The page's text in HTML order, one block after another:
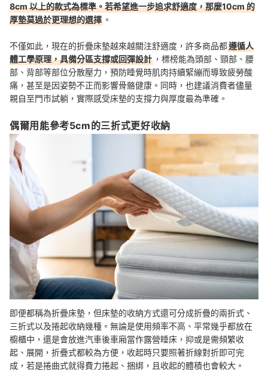
8cm 以上的款式為標準。若希望進一步追求舒適度，那麼10cm 的
厚墊莫過於更理想的選擇 。
不僅如此，現在的折疊床墊越來越關注舒適度，許多商品都遵循人
體工學原理，具備分區支撐或回彈設計 ，標榜能為頭部、頸部、腰
部、背部等部位分散壓力，預防睡覺時肌肉持續緊繃而導致疲勞酸
痛，甚至是因姿勢不正而影響骨骼健康。同時，也建議消費者儘量
親自至門市試躺，實際感受床墊的支撐力與厚度最為準確。
偶爾用能參考5cm的三折式更好收納
即便都稱為折疊床墊，但床墊的收納方式還可分成折疊的兩折式、
三折式以及捲起收納幾種。無論是使用頻率不高、平常幾乎都放在
櫥櫃中，還是會放進汽車後車廂當作露營睡床，抑或是需頻繁收
起、展開，折疊式都較為方便，收起時只要照著折線對折即可完
成，若是捲曲式就得費力捲起、捆綁，且收起的體積也會較大。